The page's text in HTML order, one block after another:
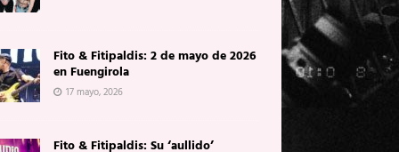
Fito & Fitipaldis: 2 de mayo de 2026
en Fuengirola
17 mayo, 2026
Fito & Fitipaldis: Su ‘aullido’